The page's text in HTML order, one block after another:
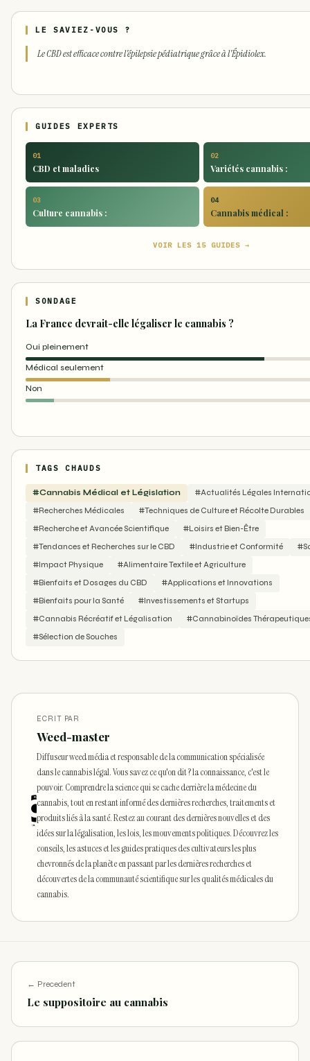
LE SAVIEZ-VOUS ?
Le CBD est efficace contre l'épilepsie pédiatrique grâce à l'Épidiolex.
GUIDES EXPERTS
01
CBD et maladies
02
Variétés cannabis :
03
Culture cannabis :
04
Cannabis médical :
VOIR LES 15 GUIDES →
SONDAGE
La France devrait-elle légaliser le cannabis ?
Oui pleinement
Médical seulement
Non
TAGS CHAUDS
#Cannabis Médical et Législation
#Actualités Légales
#Recherches Médicales
#Techniques de Culture et Récolte Durables
#Recherche et Avancée Scientifique
#Loisirs et Bien-Être
#Tendances et Recherches sur le CBD
#Industrie et Conformité
#Impact Physique
#Alimentaire Textile et Agriculture
#Bienfaits et Dosages du CBD
#Applications et Innovations
#Bienfaits pour la Santé
#Investissements et Startups
#Cannabis Récréatif et Légalisation
#Cannabinoïdes
#Sélection de Souches
ECRIT PAR
Weed-master
Diffuseur weed média et responsable de la communication spécialisée
dans le cannabis légal. Vous savez ce qu'on dit ? la connaissance, c'est le
pouvoir. Comprendre la science qui se cache derrière la médecine du
cannabis, tout en restant informé des dernières recherches, traitements et
produits liés à la santé. Restez au courant des dernières nouvelles et des
idées sur la légalisation, les lois, les mouvements politiques. Découvrez les
conseils, les astuces et les guides pratiques des cultivateurs les plus
chevronnés de la planète en passant par les dernières recherches et
découvertes de la communauté scientifique sur les qualités médicales du
cannabis.
← Precedent
Le suppositoire au cannabis